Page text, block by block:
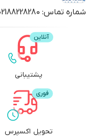
شماره تماس:
پشتیبانی
تحویل اکسپرس